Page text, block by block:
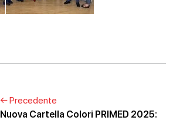
← Precedente
Nuova Cartella Colori PRIMED 2025: